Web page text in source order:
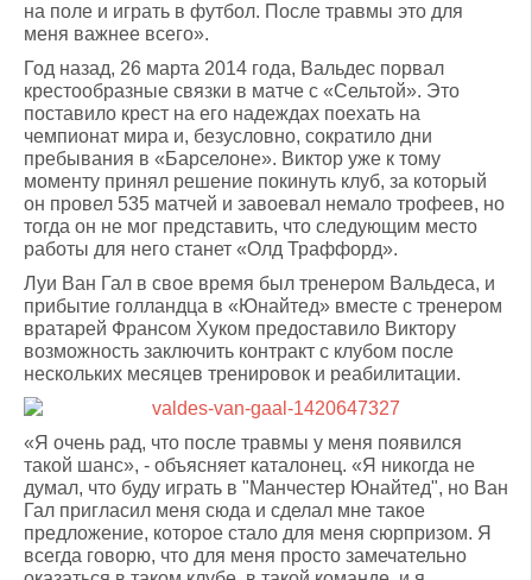
на поле и играть в футбол. После травмы это для
меня важнее всего».
Год назад, 26 марта 2014 года, Вальдес порвал
крестообразные связки в матче с «Сельтой». Это
поставило крест на его надеждах поехать на
чемпионат мира и, безусловно, сократило дни
пребывания в «Барселоне». Виктор уже к тому
моменту принял решение покинуть клуб, за который
он провел 535 матчей и завоевал немало трофеев, но
тогда он не мог представить, что следующим место
работы для него станет «Олд Траффорд».
Луи Ван Гал в свое время был тренером Вальдеса, и
прибытие голландца в «Юнайтед» вместе с тренером
вратарей Франсом Хуком предоставило Виктору
возможность заключить контракт с клубом после
нескольких месяцев тренировок и реабилитации.
«Я очень рад, что после травмы у меня появился
такой шанс», - объясняет каталонец. «Я никогда не
думал, что буду играть в "Манчестер Юнайтед", но Ван
Гал пригласил меня сюда и сделал мне такое
предложение, которое стало для меня сюрпризом. Я
всегда говорю, что для меня просто замечательно